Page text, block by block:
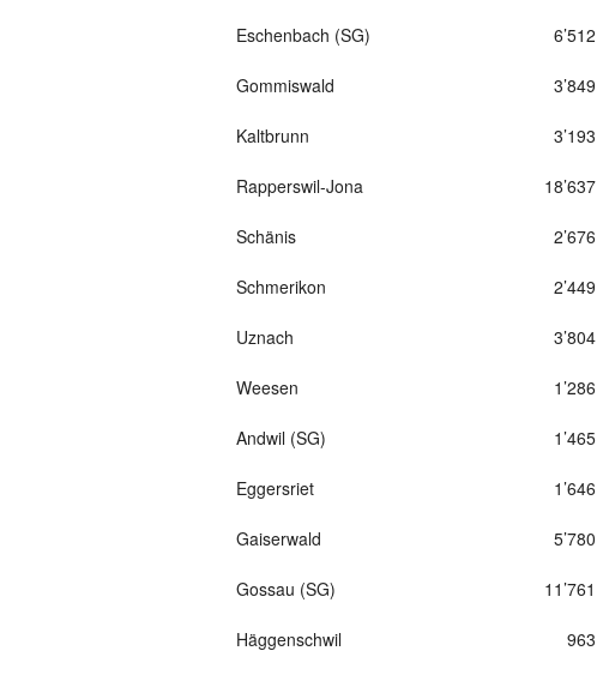
Eschenbach (SG) 6’512
Gommiswald 3’849
Kaltbrunn 3’193
Rapperswil-Jona 18’637
Schänis 2’676
Schmerikon 2’449
Uznach 3’804
Weesen 1’286
Andwil (SG) 1’465
Eggersriet 1’646
Gaiserwald 5’780
Gossau (SG) 11’761
Häggenschwil 963